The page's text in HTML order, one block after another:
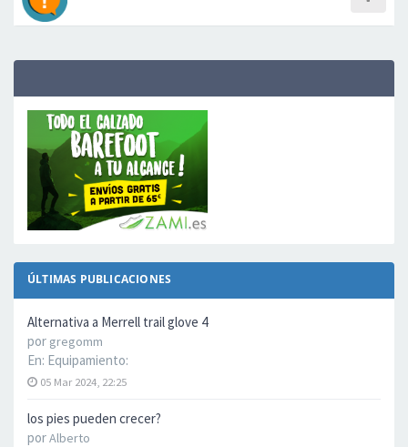
ÚLTIMAS PUBLICACIONES
Alternativa a Merrell trail glove 4
por gregomm
En: Equipamiento:
05 Mar 2024, 22:25
los pies pueden crecer?
porAlberto